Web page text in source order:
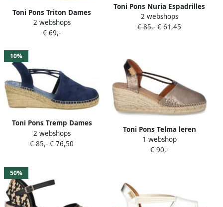
Toni Pons Triton Dames
Espadrilles Zwart
2 webshops
€ 69,-
Toni Pons Nuria Espadrilles
blauw Suede Dames
2 webshops
€ 85,- € 61,45
10%
Toni Pons Tremp Dames
Espadrilles met sleehak
Blauw
2 webshops
€ 85,- € 76,50
Toni Pons Telma leren
espadrilles brons metallic
1 webshop
€ 90,-
50%